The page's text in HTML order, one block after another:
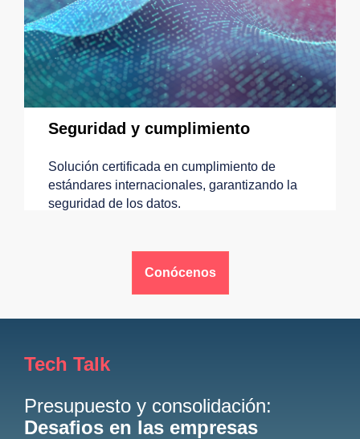
Seguridad y cumplimiento
Solución certificada en cumplimiento de
estándares internacionales, garantizando la
seguridad de los datos.
Conócenos
Tech Talk
Presupuesto y consolidación:
Desafios en las empresas